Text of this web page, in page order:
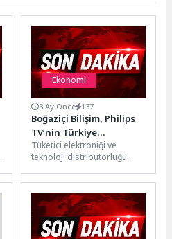
Ekonomi
3 Ay Önce 137
Boğaziçi Bilişim, Philips
TV’nin Türkiye
Yolculuğunda Daha
Güçlü Rol Üstleniyor
Tüketici elektroniği ve
teknoloji distribütörlüğü
Boğaziçi Bilişim ve Dağıtım
A.Ş., TP Vision...